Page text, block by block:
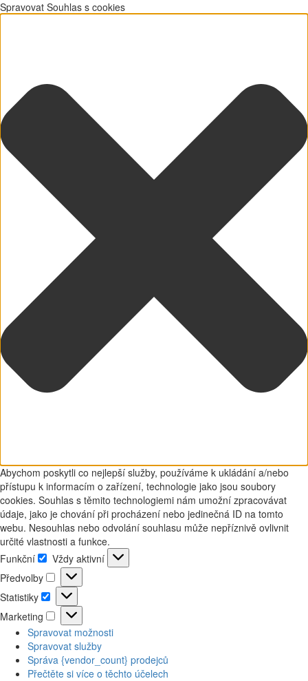
Spravovat Souhlas s cookies
Abychom poskytli co nejlepší služby, používáme k ukládání a/nebo
přístupu k informacím o zařízení, technologie jako jsou soubory
cookies. Souhlas s těmito technologiemi nám umožní zpracovávat
údaje, jako je chování při procházení nebo jedinečná ID na tomto
webu. Nesouhlas nebo odvolání souhlasu může nepříznivě ovlivnit
určité vlastnosti a funkce.
Funkční
Funkční
Vždy aktivní
Předvolby
Předvolby
Statistiky
Statistiky
Marketing
Marketing
Spravovat možnosti
Spravovat služby
Správa {vendor_count} prodejců
Přečtěte si více o těchto účelech